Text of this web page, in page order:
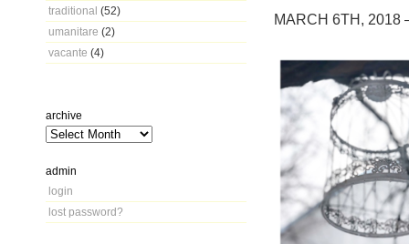
traditional (52)
umanitare (2)
vacante (4)
archive
admin
login
lost password?
MARCH 6TH, 2018